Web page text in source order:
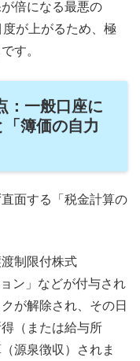
倍になる最悪の
が上がるため、極
す。
：一般口座に
簿価の自力
面する「税金計算の
制限付株式
ン」などが付与され
が解除され、その日
（または給与所
源泉徴収）されま